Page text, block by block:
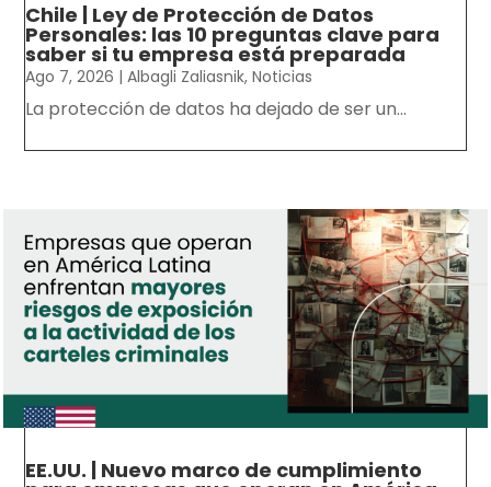
Chile | Ley de Protección de Datos
Personales: las 10 preguntas clave para
saber si tu empresa está preparada
Ago 7, 2026 |Albagli Zaliasnik,Noticias
La protección de datos ha dejado de ser un...
EE.UU. | Nuevo marco de cumplimiento